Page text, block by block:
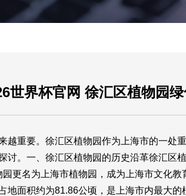
世界杯官网 徐汇区植物园
越重要。徐汇区植物园作为上海市的一处
讨。一、徐汇区植物园的历史沿革徐汇区
更名为上海市植物园，成为上海市文化
地面积约为81.86公顷，是上海市内最大